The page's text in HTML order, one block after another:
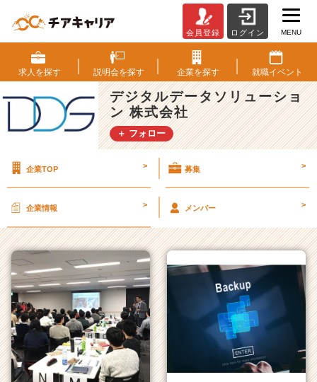
ジ
タ
ル
デ
ー
タ
ソ
ー
ン
株
式
会
社
の
タ
イ
ム
ラ
会員登録 ログイン MENU
求人を探す 説明会を探す 企業を探す 就職イベント
デジタルデータソリューショ
ン 株式会社
＋ フォロー
企業TOP > 募集 >
企業情報 > メンバー >